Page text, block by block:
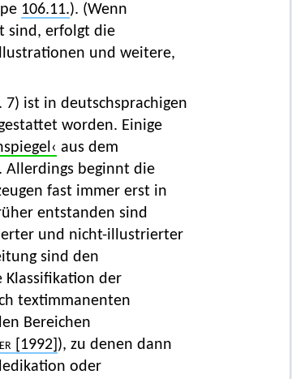
106.11.). (Wenn
sind, erfolgt die
und weitere,
7) ist in deutschsprachigen
worden. Einige
aus dem
Allerdings beginnt die
fast immer erst in
entstanden sind
und nicht-illustrierter
sind den
der
textimmanenten
Bereichen
[1992] ), zu denen dann
oder